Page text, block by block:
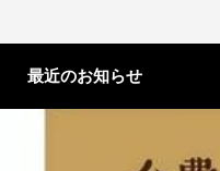
最近のお知らせ